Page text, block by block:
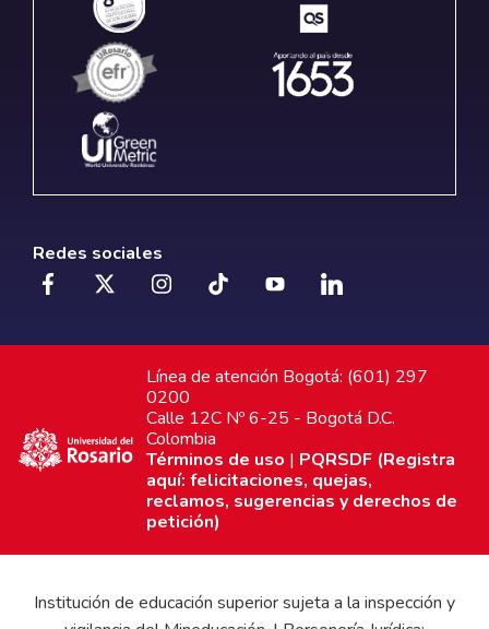
Redes sociales
Línea de atención Bogotá: (601) 297
0200
Calle 12C Nº 6-25 - Bogotá D.C.
Colombia
Términos de uso | PQRSDF (Registra
aquí: felicitaciones, quejas,
reclamos, sugerencias y derechos de
petición)
Institución de educación superior sujeta a la inspección y